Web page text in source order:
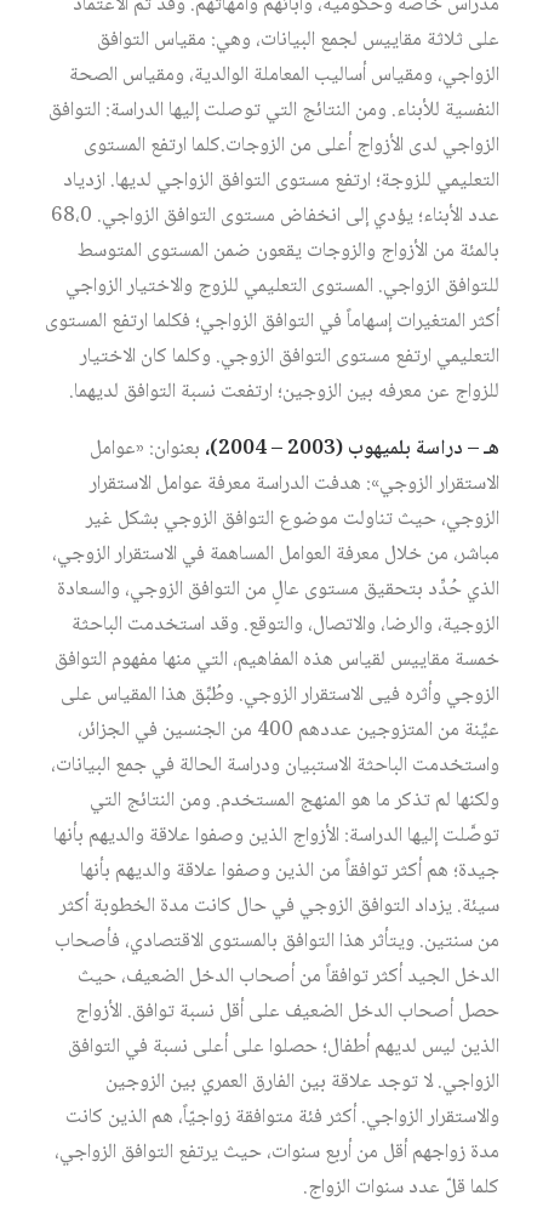
على ثلاثة مقاييس لجمع البيانات، وهي: مقياس التوافق
الزواجي، ومقياس أساليب المعاملة الوالدية، ومقياس الصحة
النفسية للأبناء. ومن النتائج التي توصلت إليها الدراسة: التوافق
الزواجي لدى الأزواج أعلى من الزوجات.كلما ارتفع المستوى
التعليمي للزوجة؛ ارتفع مستوى التوافق الزواجي لديها. ازدياد
عدد الأبناء؛ يؤدي إلى انخفاض مستوى التوافق الزواجي. 68،0
بالمئة من الأزواج والزوجات يقعون ضمن المستوى المتوسط
للتوافق الزواجي. المستوى التعليمي للزوج والاختيار الزواجي
أكثر المتغيرات إسهاماً في التوافق الزواجي؛ فكلما ارتفع المستوى
التعليمي ارتفع مستوى التوافق الزوجي. وكلما كان الاختيار
للزواج عن معرفه بين الزوجين؛ ارتفعت نسبة التوافق لديهما.
هـ – دراسة بلميهوب (2003 – 2004)،
بعنوان: «عوامل
الاستقرار الزوجي»: هدفت الدراسة معرفة عوامل الاستقرار
الزوجي، حيث تناولت موضوع التوافق الزوجي بشكل غير
مباشر، من خلال معرفة العوامل المساهمة في الاستقرار الزوجي،
الذي حُدِّد بتحقيق مستوى عالٍ من التوافق الزوجي، والسعادة
الزوجية، والرضا، والاتصال، والتوقع. وقد استخدمت الباحثة
خمسة مقاييس لقياس هذه المفاهيم، التي منها مفهوم التوافق
الزوجي وأثره فيى الاستقرار الزوجي. وطُبِّق هذا المقياس على
عيِّنة من المتزوجين عددهم 400 من الجنسين في الجزائر،
واستخدمت الباحثة الاستبيان ودراسة الحالة في جمع البيانات،
ولكنها لم تذكر ما هو المنهج المستخدم. ومن النتائج التي
توصَّلت إليها الدراسة: الأزواج الذين وصفوا علاقة والديهم بأنها
جيدة؛ هم أكثر توافقاً من الذين وصفوا علاقة والديهم بأنها
سيئة. يزداد التوافق الزوجي في حال كانت مدة الخطوبة أكثر
من سنتين. ويتأثر هذا التوافق بالمستوى الاقتصادي، فأصحاب
الدخل الجيد أكثر توافقاً من أصحاب الدخل الضعيف، حيث
حصل أصحاب الدخل الضعيف على أقل نسبة توافق. الأزواج
الذين ليس لديهم أطفال؛ حصلوا على أعلى نسبة في التوافق
الزواجي. لا توجد علاقة بين الفارق العمري بين الزوجين
والاستقرار الزواجي. أكثر فئة متوافقة زواجيّاً، هم الذين كانت
مدة زواجهم أقل من أربع سنوات، حيث يرتفع التوافق الزواجي،
كلما قلّ عدد سنوات الزواج.